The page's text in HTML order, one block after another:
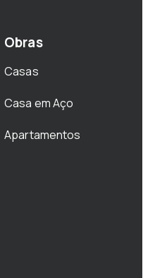
Obras
Casas
Casa em Aço
Apartamentos